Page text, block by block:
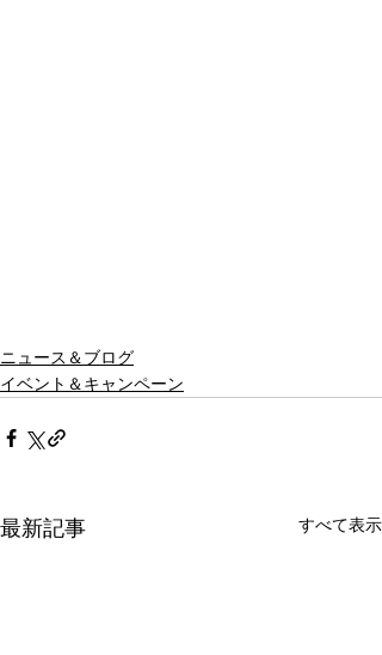
ニュース＆ブログ
イベント＆キャンペーン
最新記事 すべて表示